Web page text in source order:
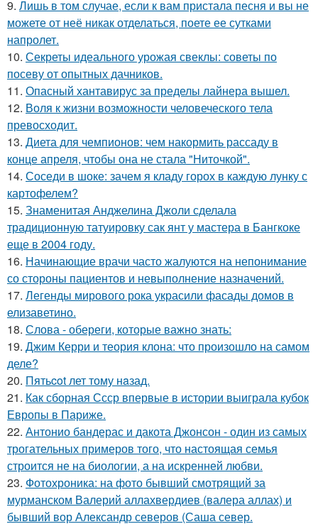
9. Лишь в том случае, если к вам пристала песня и вы не
можете от неё никак отделаться, поете ее сутками
напролет.
10. Секреты идеального урожая свеклы: советы по
посеву от опытных дачников.
11. Опасный хантавирус за пределы лайнера вышел.
12. Воля к жизни возможности человеческого тела
превосходит.
13. Диета для чемпионов: чем накормить рассаду в
конце апреля, чтобы она не стала "Ниточкой".
14. Соседи в шоке: зачем я кладу горох в каждую лунку с
картофелем?
15. Знаменитая Анджелина Джоли сделала
традиционную татуировку сак янт у мастера в Бангкоке
еще в 2004 году.
16. Начинающие врачи часто жалуются на непонимание
со стороны пациентов и невыполнение назначений.
17. Легенды мирового рока украсили фасады домов в
елизаветино.
18. Слова - обереги, которые важно знать:
19. Джим Керри и теория клона: что произошло на самом
деле?
20. Пятьcot лет тому нaзад.
21. Как сборная Ссср впервые в истории выиграла кубок
Европы в Париже.
22. Антонио бандерас и дакота Джонсон - один из самых
трогательных примеров того, что настоящая семья
строится не на биологии, а на искренней любви.
23. Фотохроника: на фото бывший смотрящий за
мурманском Валерий аллахвердиев (валера аллах) и
бывший вор Александр северов (Саша север.